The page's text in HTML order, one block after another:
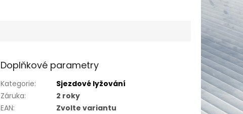
Doplňkové parametry
Kategorie:
Sjezdové lyžování
Záruka:
2 roky
EAN:
Zvolte variantu